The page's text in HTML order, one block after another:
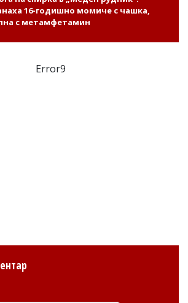
16-годишно момиче с чашка,
с метамфетамин
Error9